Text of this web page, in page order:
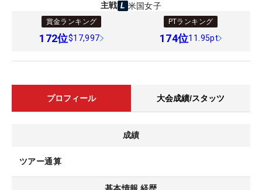
主戦 米国女子
賞金ランキング
172位$17,997
PTランキング
174位11.95pt
プロフィール 大会成績/スタッツ
成績
ツアー通算